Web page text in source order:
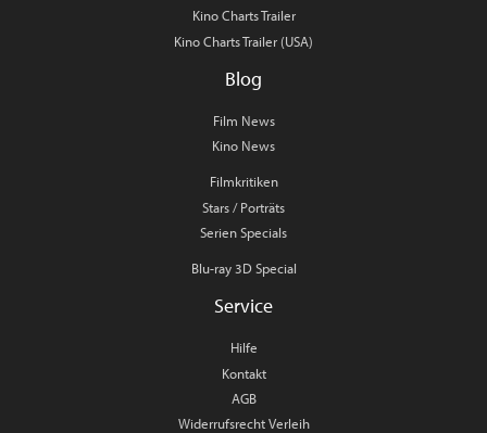
Kino Charts Trailer
Kino Charts Trailer (USA)
Blog
Film News
Kino News
Filmkritiken
Stars / Porträts
Serien Specials
Blu-ray 3D Special
Service
Hilfe
Kontakt
AGB
Widerrufsrecht Verleih